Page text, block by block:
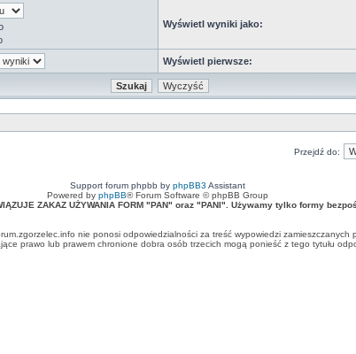
Wyświetl wyniki jako:
Wyświetl pierwsze:
Przejdź do:
Support forum phpbb by phpBB3 Assistant
Powered by phpBB® Forum Software © phpBB Group
ZAKAZ UŻYWANIA FORM "PAN" oraz "PANI". Używamy tylko formy
nie ponosi odpowiedzialności za treść wypowiedzi zamieszczanych
prawo lub prawem chronione dobra osób trzecich mogą ponieść z tego tytułu